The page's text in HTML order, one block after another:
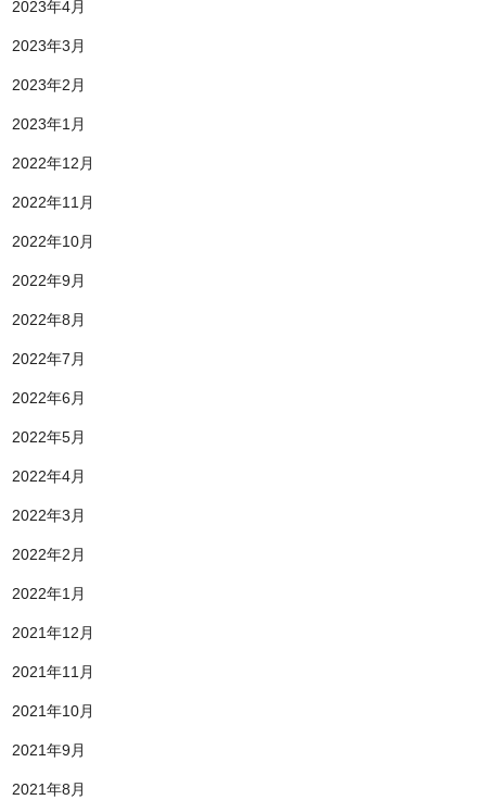
2023年4月
2023年3月
2023年2月
2023年1月
2022年12月
2022年11月
2022年10月
2022年9月
2022年8月
2022年7月
2022年6月
2022年5月
2022年4月
2022年3月
2022年2月
2022年1月
2021年12月
2021年11月
2021年10月
2021年9月
2021年8月